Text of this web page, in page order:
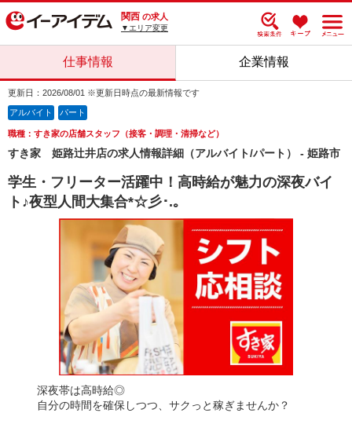
関西 の求人
▼エリア変更
仕事情報 企業情報
更新日：2026/08/01 ※更新日時点の最新情報です
アルバイト パート
職種：すき家の店舗スタッフ（接客・調理・清掃など）
すき家 姫路辻井店の求人情報詳細（アルバイト/パート） - 姫路市
学生・フリーター活躍中！高時給が魅力の深夜バイ
ト♪夜型人間大集合*☆彡･.｡
深夜帯は高時給◎
自分の時間を確保しつつ、サクっと稼ぎませんか？